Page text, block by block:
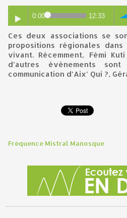
0:00 12:33
Ces deux associations se sont unies pour faire des
propositions régionales
vivant. Récemment, Fémi
d’autres événements
communication d’Aix’ Qui ?,
Fréquence Mistral Manosque